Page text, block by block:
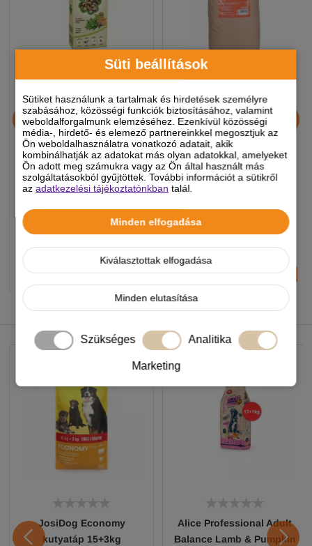
Süti beállítások
Sütiket használunk a tartalmak és hirdetések személyre
szabásához, közösségi funkciók biztosításához, valamint
weboldalforgalmunk elemzéséhez. Ezenkívül közösségi
média-, hirdető- és elemező partnereinkkel megosztjuk az
Ön weboldalhasználatra vonatkozó adatait, akik
kombinálhatják az adatokat más olyan adatokkal, amelyeket
Ön adott meg számukra vagy az Ön által használt más
szolgáltatásokból gyűjtöttek. További információt a sütikről
azadatkezelési tájékoztatónkban talál.
Minden elfogadása
Kiválasztottak elfogadása
Minden elutasítása
Szükséges Analitika
Marketing
Nestor Eledel Nyúlnak
Gyógynövény+Széna
700ml 500g
890 Ft
-5%
Készleten, várható szállítás 1-3
munkanap
+ KOSÁRBA
Dolly Mageleség Nyúlnak
20kg
12 490 Ft
Készleten, várható szállítás 1-3
munkanap
- + KOSÁRBA
JosiDog Economy
kutyatáp 15+3kg
Alice Professional Adult
Balance Lamb & Pumpkin